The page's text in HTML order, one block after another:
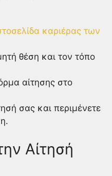
καριέρας των
θέση και τον τόπο
αίτησης στο
σας και περιμένετε
Αίτησή